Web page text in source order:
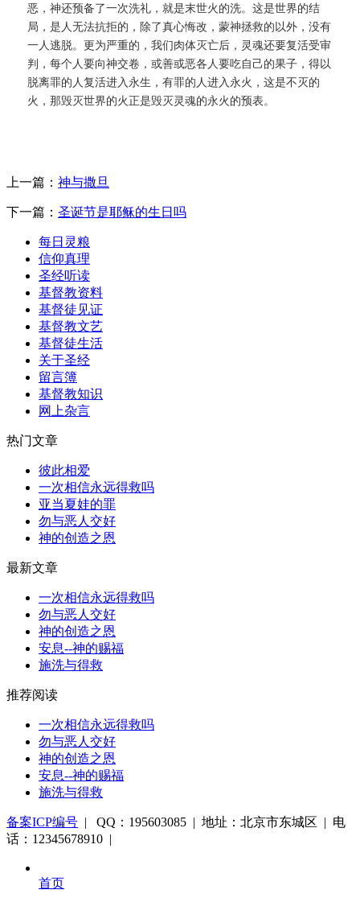
恶，神还预备了一次洗礼，就是末世火的洗。这是世界的结
局，是人无法抗拒的，除了真心悔改，蒙神拯救的以外，没有
一人逃脱。更为严重的，我们肉体灭亡后，灵魂还要复活受审
判，每个人要向神交卷，或善或恶各人要吃自己的果子，得以
脱离罪的人复活进入永生，有罪的人进入永火，这是不灭的
火，那毁灭世界的火正是毁灭灵魂的永火的预表。
上一篇： 神与撒旦
下一篇： 圣诞节是耶稣的生日吗
每日灵粮
信仰真理
圣经听读
基督教资料
基督徒见证
基督教文艺
基督徒生活
关于圣经
留言簿
基督教知识
网上杂言
热门文章
彼此相爱
一次相信永远得救吗
亚当夏娃的罪
勿与恶人交好
神的创造之恩
最新文章
一次相信永远得救吗
勿与恶人交好
神的创造之恩
安息--神的赐福
施洗与得救
推荐阅读
一次相信永远得救吗
勿与恶人交好
神的创造之恩
安息--神的赐福
施洗与得救
备案ICP编号 | QQ：195603085 | 地址：北京市东城区 | 电
话：12345678910 |
首页